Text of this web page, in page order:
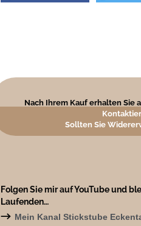
Nach Ihrem Kauf erhalten Sie
Sollten Sie
Folgen Sie mir auf YouTube und
Laufenden…
→ Mein Kanal Stickstube